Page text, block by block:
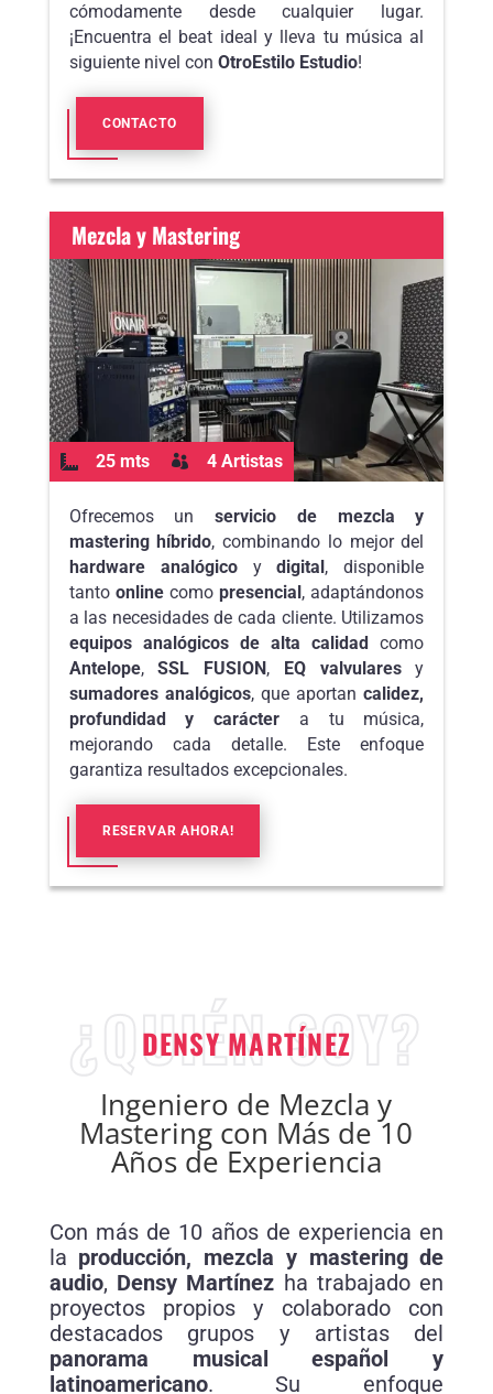
cómodamente desde cualquier lugar.
¡Encuentra el beat ideal y lleva tu música al
siguiente nivel con OtroEstilo Estudio!
CONTACTO
Mezcla y Mastering
 25 mts  4 Artistas
Ofrecemos unservicio de mezcla y
mastering híbrido, combinando lo mejor del
hardware analógicoydigital, disponible
tanto onlinecomopresencial, adaptándonos
a las necesidades de cada cliente. Utilizamos
equipos analógicos de alta calidad como
Antelope,SSL FUSION, EQ valvularesy
sumadores analógicos, que aportancalidez,
profundidad y carácter a tu música,
mejorando cada detalle. Este enfoque
garantiza resultados excepcionales.
RESERVAR AHORA!
¿QUIÉN SOY?
Ingeniero de Mezcla y
Mastering con Más de 10
Años de Experiencia
Con más de 10 años de experiencia en
la producción, mezcla y mastering de
audio, Densy Martínez ha trabajado en
proyectos propios y colaborado con
destacados grupos y artistas del
panorama musical español y
latinoamericano. Su enfoque
DENSY MARTÍNEZ